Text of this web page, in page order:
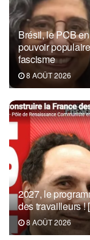
Brésil, le PCB
pouvoir
fascisme
8 AOÛT 2026
2027, le
des travailleurs !
8 AOÛT 2026